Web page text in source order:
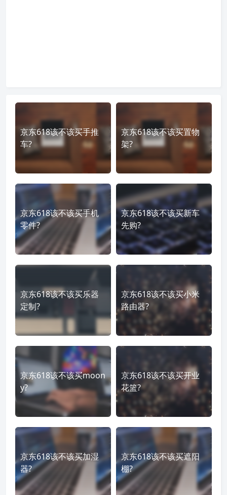
京东618该不该买手推
车?
京东618该不该买置物
架?
京东618该不该买手机
零件?
京东618该不该买新车
先购?
京东618该不该买乐器
定制?
京东618该不该买小米
路由器?
京东618该不该买moon
y?
京东618该不该买开业
花篮?
京东618该不该买加湿
器?
京东618该不该买遮阳
棚?